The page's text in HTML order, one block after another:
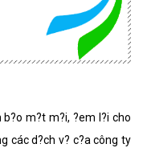
m?t m?i, ?em l?i cho
các d?ch v? c?a công ty